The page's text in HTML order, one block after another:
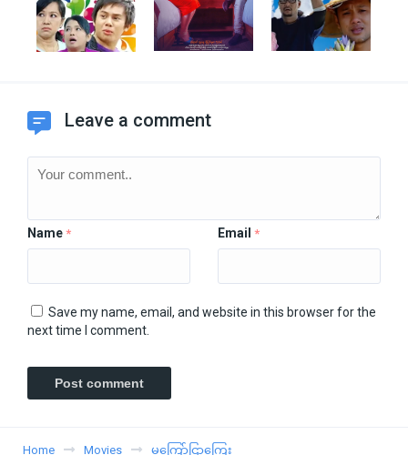
Leave a comment
Name * Email *
Save my name, email, and website in this browser for the
next time I comment.
Home Movies မကြော်ငြာကြေး